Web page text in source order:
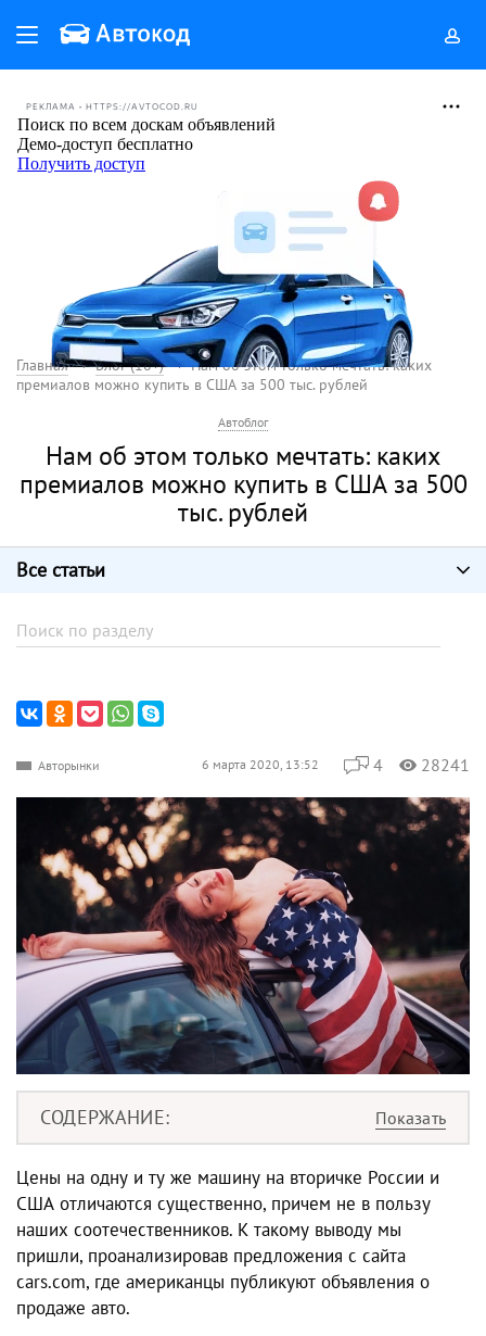
РЕКЛАМА • HTTPS://AVTOCOD.RU
Главная Блог (18+)
Нам об этом только мечтать: каких
премиалов можно купить в США за 500 тыс. рублей
Автоблог
Нам об этом только мечтать: каких
премиалов можно купить в США за 500
тыс. рублей
Все статьи
Авторынки 6 марта 2020, 13:52 4 28241
СОДЕРЖАНИЕ
Цены на одну и ту же машину на вторичке России и
США отличаются существенно, причем не в пользу
наших соотечественников. К такому выводу мы
пришли, проанализировав предложения с сайта
cars.com, где американцы публикуют объявления о
продаже авто.